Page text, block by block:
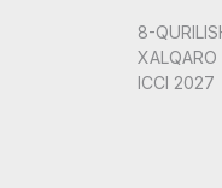
8-
ICCI 2027